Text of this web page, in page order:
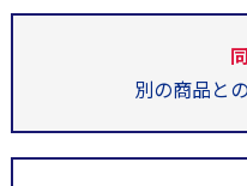
別の商品と